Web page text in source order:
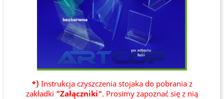
*) Instrukcja czyszczenia stojaka do pobrania z
zakładki "Załączniki". Prosimy zapoznać się z nią